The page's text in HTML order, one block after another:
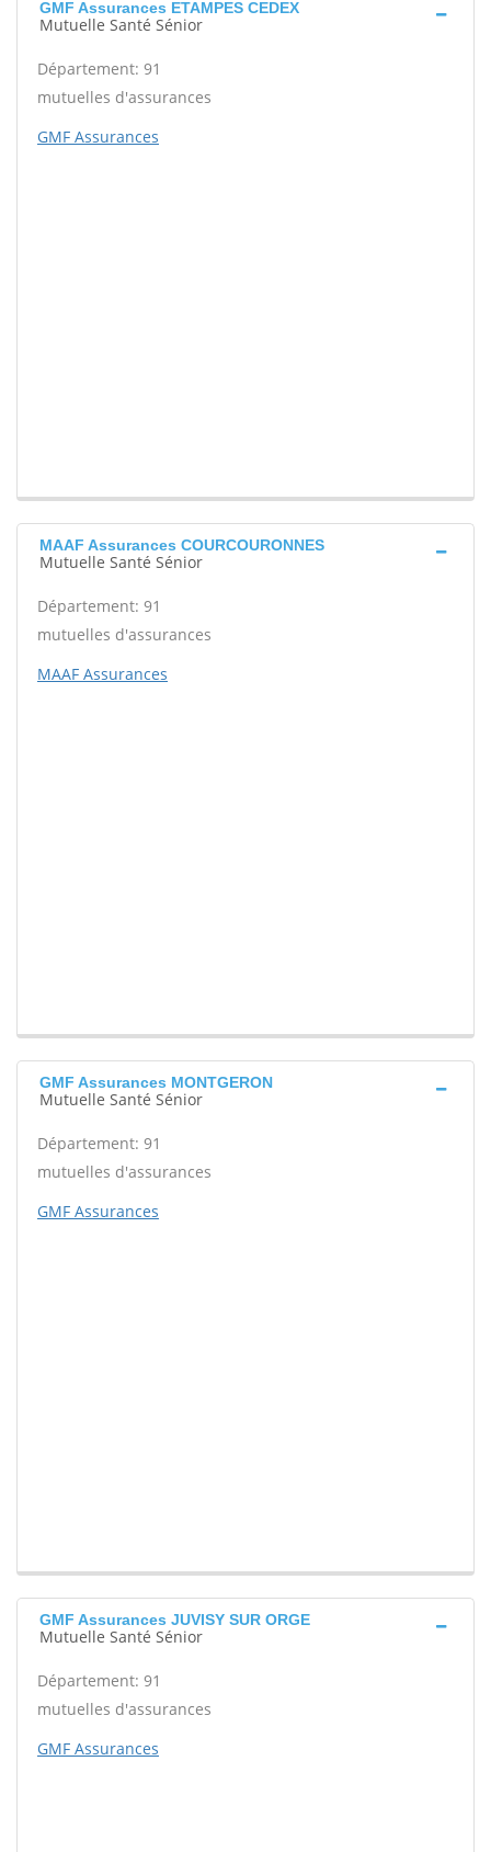
GMF Assurances ETAMPES CEDEX
Mutuelle Santé Sénior
Département: 91
mutuelles d'assurances
GMF Assurances
MAAF Assurances COURCOURONNES
Mutuelle Santé Sénior
Département: 91
mutuelles d'assurances
MAAF Assurances
GMF Assurances MONTGERON
Mutuelle Santé Sénior
Département: 91
mutuelles d'assurances
GMF Assurances
GMF Assurances JUVISY SUR ORGE
Mutuelle Santé Sénior
Département: 91
mutuelles d'assurances
GMF Assurances